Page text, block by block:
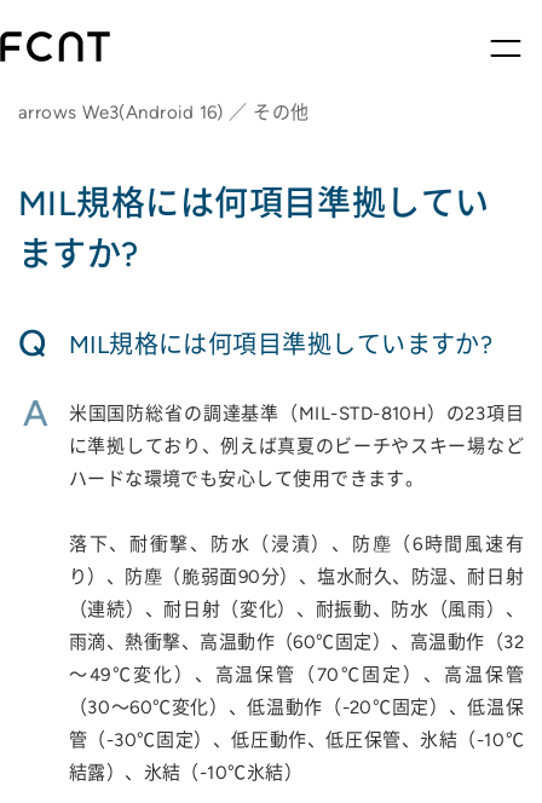
arrows We3(Android 16) ／ その他
MIL規格には何項目準拠してい
ますか?
Q MIL規格には何項目準拠していますか?
A
米国国防総省の調達基準（MIL-STD-810H）の23項目
に準拠しており、例えば真夏のビーチやスキー場など
ハードな環境でも安心して使用できます。
落下、耐衝撃、防水（浸漬）、防塵（6時間風速有
り）、防塵（脆弱面90分）、塩水耐久、防湿、耐日射
（連続）、耐日射（変化）、耐振動、防水（風雨）、
雨滴、熱衝撃、高温動作（60℃固定）、高温動作（32
～49℃変化）、高温保管（70℃固定）、高温保管
（30～60℃変化）、低温動作（-20℃固定）、低温保
管（-30℃固定）、低圧動作、低圧保管、氷結（-10℃
結露）、氷結（-10℃氷結）